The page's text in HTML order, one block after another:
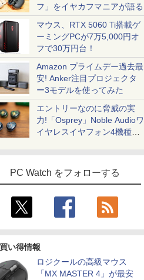
フ」をイヤカフマニアが語る
マウス、RTX 5060 Ti搭載ゲ
ーミングPCが7万5,000円オ
フで30万円台！
Amazon プライムデー過去最
安! Anker注目プロジェクタ
ー3モデルを使ってみた
エントリーなのに脅威の実
力!「Osprey」Noble Audioワ
イヤレスイヤフォン4機種を
PC Watch をフォローする
い得情報
ロジクールの高級マウス
「MX MASTER 4」が最安